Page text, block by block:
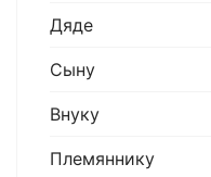
Дяде
Сыну
Внуку
Племяннику